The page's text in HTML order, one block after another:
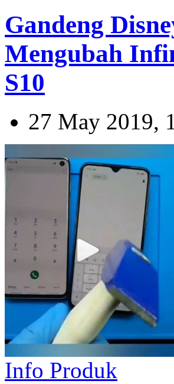
Gandeng
Mengubah
S10
27 May 2019,
Info Produk